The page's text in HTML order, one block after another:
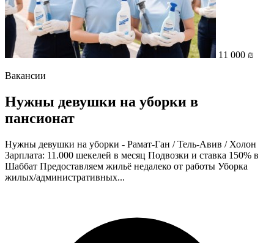
11 000 ₪
Вакансии
Нужны девушки на уборки в
пансионат
Нужны девушки на уборки - Рамат-Ган / Тель-Авив / Холон
Зарплата: 11.000 шекелей в месяц Подвозки и ставка 150% в
Шаббат Предоставляем жильё недалеко от работы Уборка
жилых/административных...